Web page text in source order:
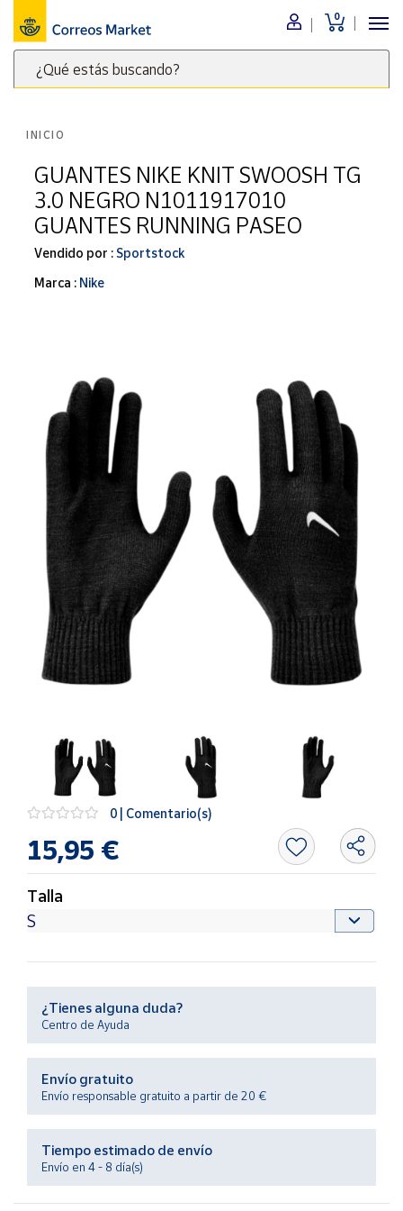
0
¿Qué estás buscando?
clave
para
buscar
productos
Correos
Menú
Nuestro
catálogo
Alimentación
Bebidas
Ocio y cultura
Juguetes y
juegos
Libros y
Artesanía
Oficina y
Papelería
Para Canarias,
Ceuta y Melilla
populares
Bono
Cultural
Nuestros
novedades
de Correos
Productos
Ayuda
Contacto
Mapa de
vendedores
vendedor
INICIO
GUANTES NIKE KNIT SWOOSH TG
3.0 NEGRO N1011917010
GUANTES RUNNING PASEO
Vendido por : Sportstock
Marca : Nike
0 | Comentario(s)
15,95 €
Talla
¿Tienes alguna duda?
Centro de Ayuda
Envío gratuito
Envío responsable gratuito a partir de 20 €
Tiempo estimado de envío
Envío en 4 - 8 día(s)